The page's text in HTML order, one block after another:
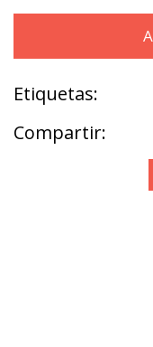
Etiquetas:
Compartir: